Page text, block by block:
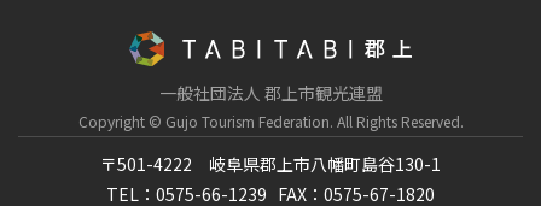
一般社団法人 郡上市観光連盟
Copyright © Gujo Tourism Federation. All Rights Reserved.
〒501-4222 岐阜県郡上市八幡町島谷130-1
TEL：0575-66-1239 FAX：0575-67-1820